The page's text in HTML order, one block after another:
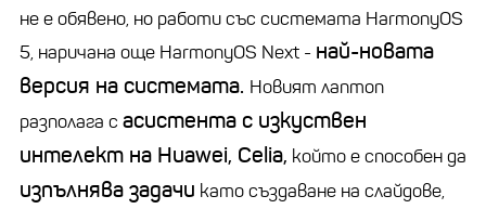
не е обявено, но работи със системата HarmonyOS
5, наричана още HarmonyOS Next - най-новата
версия на системата. Новият лаптоп
разполага с асистента с изкуствен
интелект на Huawei, Celia, който е способен да
изпълнява задачи като създаване на слайдове,